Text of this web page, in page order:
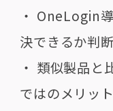
・ OneLogin
決できるか判
・ 類似製品
ではのメリット